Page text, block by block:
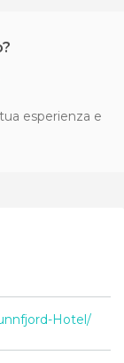
esperienza e
Hotel/